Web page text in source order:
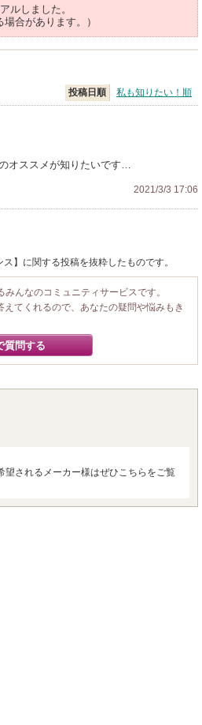
ルしました。
合があります。）
投稿日順 私も知りたい！順
オススメが知りたいです…
2021/3/3 17:06
】に関する投稿を抜粋したものです。
んなのコミュニティサービスです。
てくれるので、あなたの疑問や悩みもき
質問する
望されるメーカー様はぜひこちらをご覧